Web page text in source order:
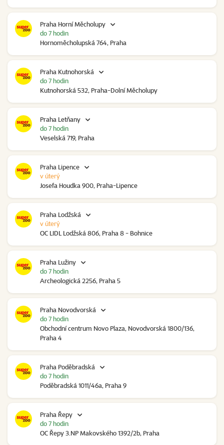
Praha Horní Měcholupy
Hornoměcholupská 764, Praha
do 7 hodin
Praha Kutnohorská
Kutnohorská 532, Praha-Dolní Měcholupy
do 7 hodin
Praha Letňany
Veselská 719, Praha
do 7 hodin
Praha Lipence
Josefa Houdka 900, Praha-Lipence
v úterý
Praha Lodžská
OC LIDL Lodžská 806, Praha 8 - Bohnice
v úterý
Praha Lužiny
Archeologická 2256, Praha 5
do 7 hodin
Praha Novodvorská
Obchodní centrum Novo Plaza, Novodvorská 1800/136,
Praha 4
do 7 hodin
Praha Poděbradská
Poděbradská 1011/46a, Praha 9
do 7 hodin
Praha Řepy
OC Řepy 3.NP Makovského 1392/2b, Praha
do 7 hodin